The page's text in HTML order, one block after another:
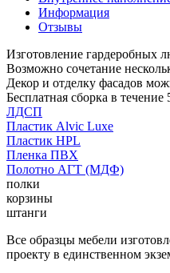
Информация
Отзывы
Изготовление гардеробных
Возможно сочетание
Декор и отделку фасадов
Бесплатная сборка в течение
ЛДСП
Пластик Alvic Luxe
Пластик HPL
Пленка ПВХ
Полотно АГТ (МДФ)
полки
корзины
штанги
Все образцы мебели
проекту в единственном